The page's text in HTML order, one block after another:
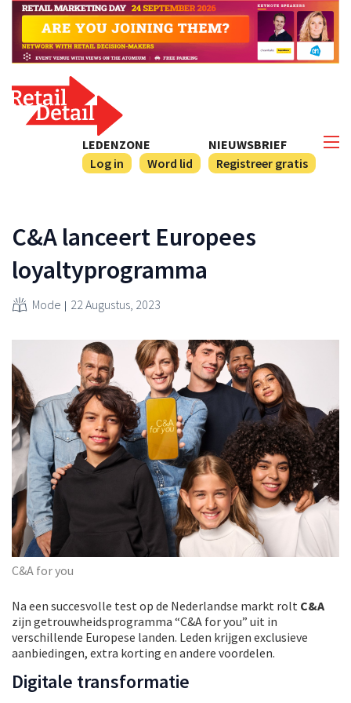
NIEUWSBRIEF
Registreer gratis
LEDENZONE
Log in
Word lid
C&A lanceert Europees
loyaltyprogramma
Mode 22 Augustus, 2023
C&A for you
Na een succesvolle test op de Nederlandse markt rolt C&A
zijn getrouwheidsprogramma “C&A for you” uit in
verschillende Europese landen. Leden krijgen exclusieve
aanbiedingen, extra korting en andere voordelen.
Digitale transformatie